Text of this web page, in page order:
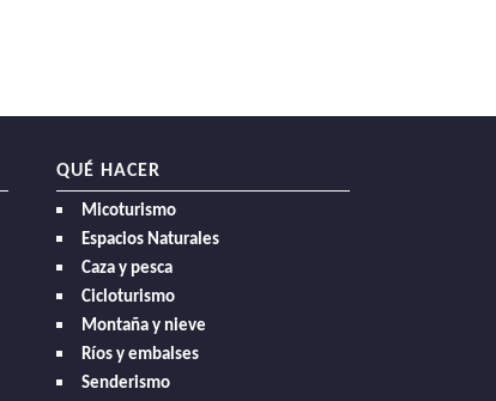
QUÉ HACER
Micoturismo
Espacios Naturales
Caza y pesca
Cicloturismo
Montaña y nieve
Ríos y embalses
Senderismo